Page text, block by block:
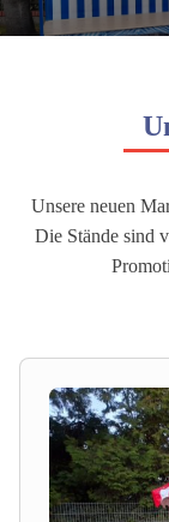
Unsere neuen
Die Stände sind